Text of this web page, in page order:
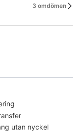
3 omdömen
utan nyckel